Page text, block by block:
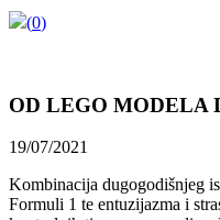
(0)
OD LEGO MODELA
19/07/2021
Kombinacija dugogodišnjeg
Formuli 1 te entuzijazma i